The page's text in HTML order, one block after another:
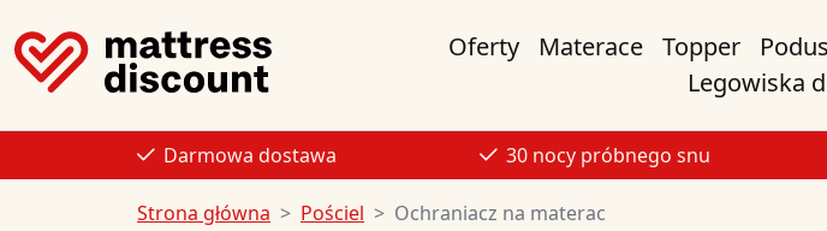
Oferty Materace Topper
Legowiska
Darmowa dostawa 30 nocy próbnego snu
Strona główna Pościel Ochraniacz na materac